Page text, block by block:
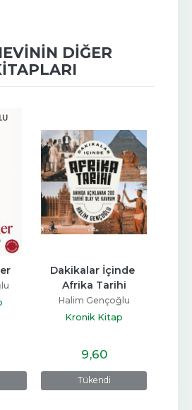
DIĞER
Tükendi
Dakikalar İçinde
Afrika Tarihi
Halim Gençoğlu
Kronik Kitap
9,60